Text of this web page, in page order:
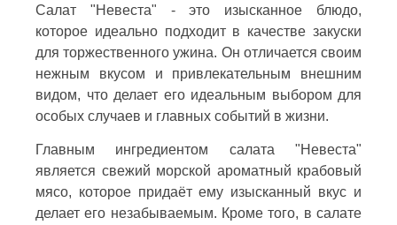
Салат "Невеста" - это изысканное блюдо,
которое идеально подходит в качестве закуски
для торжественного ужина. Он отличается своим
нежным вкусом и привлекательным внешним
видом, что делает его идеальным выбором для
особых случаев и главных событий в жизни.
Главным ингредиентом салата "Невеста"
является свежий морской ароматный крабовый
мясо, которое придаёт ему изысканный вкус и
делает его незабываемым. Кроме того, в салате